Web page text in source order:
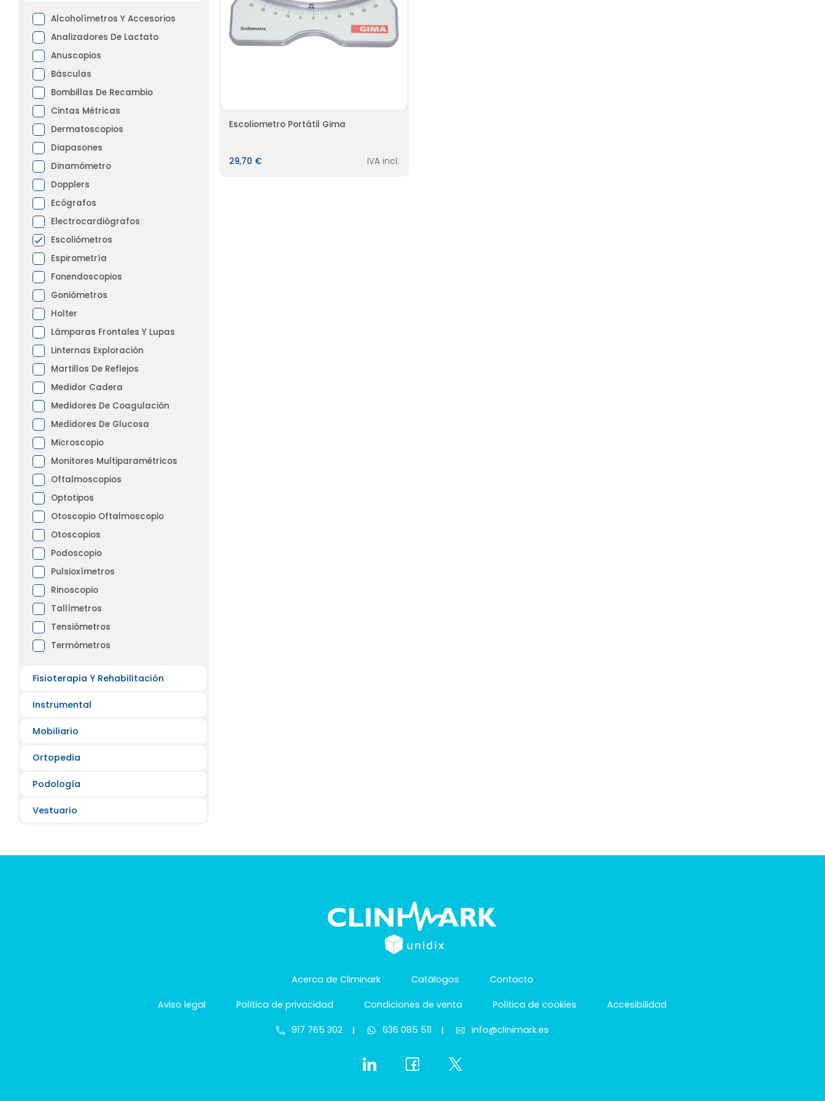
Alcoholímetros Y Accesorios
Analizadores De Lactato
Anuscopios
Básculas
Bombillas De Recambio
Cintas Métricas
Dermatoscopios
Diapasones
Dinamómetro
Dopplers
Ecógrafos
Electrocardiógrafos
Escoliómetros
Espirometría
Fonendoscopios
Goniómetros
Holter
Lámparas Frontales Y Lupas
Linternas Exploración
Martillos De Reflejos
Medidor Cadera
Medidores De Coagulación
Medidores De Glucosa
Microscopio
Monitores Multiparamétricos
Oftalmoscopios
Optotipos
Otoscopio Oftalmoscopio
Otoscopios
Podoscopio
Pulsioxímetros
Rinoscopio
Tallímetros
Tensiómetros
Termómetros
Fisioterapia Y Rehabilitación
Instrumental
Mobiliario
Ortopedia
Podología
Vestuario
Escoliometro Portátil Gima
29,70 € IVA incl.
Acerca de Climinark Catálogos Contacto
Aviso legal Política de privacidad Condiciones de venta Política de cookies Accesibilidad
917 765 302 636 085 511 info@clinimark.es